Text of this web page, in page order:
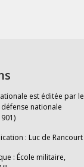
est éditée par le
nationale
: Luc de Rancourt
: École militaire,